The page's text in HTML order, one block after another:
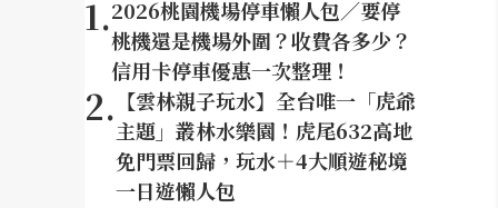
1.2026桃園機場停車懶人包／要停
桃機還是機場外圍？收費各多少？
信用卡停車優惠一次整理！
2. 【雲林親子玩水】全台唯一「虎爺
主題」叢林水樂園！虎尾632高地
免門票回歸，玩水＋4大順遊秘境
一日遊懶人包